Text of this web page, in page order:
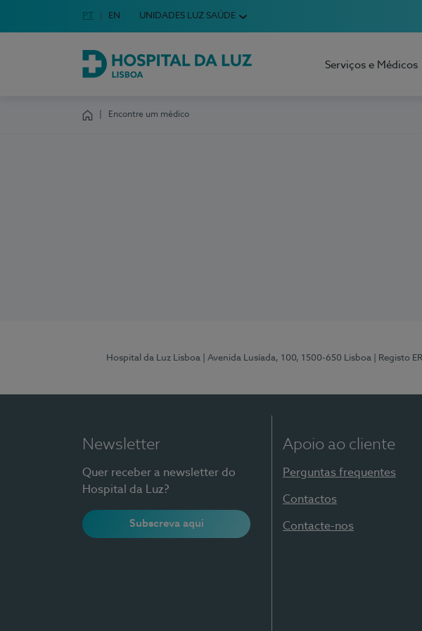
Escolha o seu idioma
Idioma em Português
PT English Language
EN UNIDADES LUZ SAÚDE
Hospital da Luz Lisboa
Serviços e Médicos
Encontre um médico
Hospital da Luz Lisboa | Avenida Lusíada, 100, 1500-650 Lisboa | Registo
Newsletter
Quer receber a newsletter do
Hospital da Luz?
Subscreva aqui
Apoio ao cliente
Perguntas frequentes
Contactos
Contacte-nos